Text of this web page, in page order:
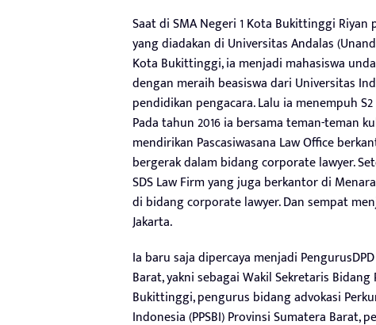
Saat di SMA Negeri 1 Kota Bukittinggi
yang diadakan di Universitas Andalas
Kota Bukittinggi, ia menjadi mahasiswa
dengan meraih beasiswa dari Universitas
pendidikan pengacara. Lalu ia menempuh
Pada tahun 2016 ia bersama teman-teman
mendirikan Pascasiwasana Law Office
bergerak dalam bidang corporate lawyer.
SDS Law Firm yang juga berkantor di
di bidang corporate lawyer. Dan sempat
Jakarta.
Ia baru saja dipercaya menjadi
Barat, yakni sebagai Wakil Sekretaris
Bukittinggi, pengurus bidang advokasi
Indonesia (PPSBI) Provinsi Sumatera Barat,